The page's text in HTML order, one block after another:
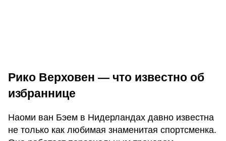
Рико Верховен — что известно об
избраннице
Наоми ван Бэем в Нидерландах давно известна
не только как любимая знаменитая спортсменка.